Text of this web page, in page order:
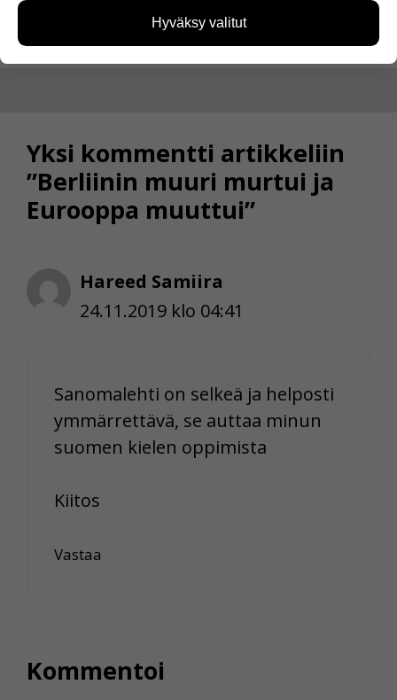
Yksi kommentti artikkeliin
”Berliinin muuri murtui ja
Eurooppa muuttui”
Hareed Samiira
24.11.2019 klo 04:41
Sanomalehti on selkeä ja helposti
ymmärrettävä, se auttaa minun
suomen kielen oppimista
Kiitos
Vastaa
Kommentoi
kävijämääristä ja siitä, mitä sivuja käytetään ja
miten sivuilla liikutaan. Emme kuitenkaan kerää
Hyväksy valitut